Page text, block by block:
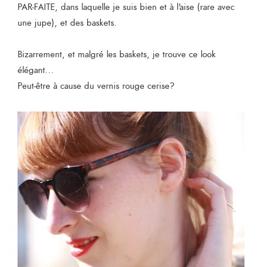
PAR-FAITE, dans laquelle je suis bien et à l'aise (rare avec
une jupe), et des baskets.
Bizarrement, et malgré les baskets, je trouve ce look
élégant...
Peut-être à cause du vernis rouge cerise?